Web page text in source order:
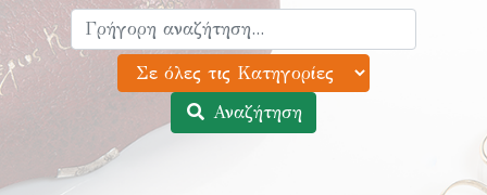
Αναζήτηση